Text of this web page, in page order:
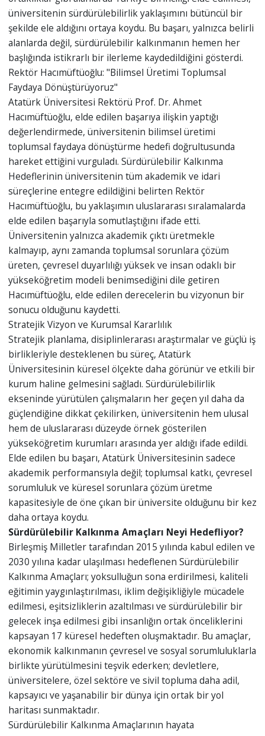
üniversitenin sürdürülebilirlik yaklaşımını bütüncül bir
şekilde ele aldığını ortaya koydu. Bu başarı, yalnızca belirli
alanlarda değil, sürdürülebilir kalkınmanın hemen her
başlığında istikrarlı bir ilerleme kaydedildiğini gösterdi.
Rektör Hacımüftüoğlu: "Bilimsel Üretimi Toplumsal
Faydaya Dönüştürüyoruz"
Atatürk Üniversitesi Rektörü Prof. Dr. Ahmet
Hacımüftüoğlu, elde edilen başarıya ilişkin yaptığı
değerlendirmede, üniversitenin bilimsel üretimi
toplumsal faydaya dönüştürme hedefi doğrultusunda
hareket ettiğini vurguladı. Sürdürülebilir Kalkınma
Hedeflerinin üniversitenin tüm akademik ve idari
süreçlerine entegre edildiğini belirten Rektör
Hacımüftüoğlu, bu yaklaşımın uluslararası sıralamalarda
elde edilen başarıyla somutlaştığını ifade etti.
Üniversitenin yalnızca akademik çıktı üretmekle
kalmayıp, aynı zamanda toplumsal sorunlara çözüm
üreten, çevresel duyarlılığı yüksek ve insan odaklı bir
yükseköğretim modeli benimsediğini dile getiren
Hacımüftüoğlu, elde edilen derecelerin bu vizyonun bir
sonucu olduğunu kaydetti.
Stratejik Vizyon ve Kurumsal Kararlılık
Stratejik planlama, disiplinlerarası araştırmalar ve güçlü iş
birlikleriyle desteklenen bu süreç, Atatürk
Üniversitesinin küresel ölçekte daha görünür ve etkili bir
kurum haline gelmesini sağladı. Sürdürülebilirlik
ekseninde yürütülen çalışmaların her geçen yıl daha da
güçlendiğine dikkat çekilirken, üniversitenin hem ulusal
hem de uluslararası düzeyde örnek gösterilen
yükseköğretim kurumları arasında yer aldığı ifade edildi.
Elde edilen bu başarı, Atatürk Üniversitesinin sadece
akademik performansıyla değil; toplumsal katkı, çevresel
sorumluluk ve küresel sorunlara çözüm üretme
kapasitesiyle de öne çıkan bir üniversite olduğunu bir kez
daha ortaya koydu.
Sürdürülebilir Kalkınma Amaçları Neyi Hedefliyor?
Birleşmiş Milletler tarafından 2015 yılında kabul edilen ve
2030 yılına kadar ulaşılması hedeflenen Sürdürülebilir
Kalkınma Amaçları; yoksulluğun sona erdirilmesi, kaliteli
eğitimin yaygınlaştırılması, iklim değişikliğiyle mücadele
edilmesi, eşitsizliklerin azaltılması ve sürdürülebilir bir
gelecek inşa edilmesi gibi insanlığın ortak önceliklerini
kapsayan 17 küresel hedeften oluşmaktadır. Bu amaçlar,
ekonomik kalkınmanın çevresel ve sosyal sorumluluklarla
birlikte yürütülmesini teşvik ederken; devletlere,
üniversitelere, özel sektöre ve sivil topluma daha adil,
kapsayıcı ve yaşanabilir bir dünya için ortak bir yol
haritası sunmaktadır.
Sürdürülebilir Kalkınma Amaçlarının hayata